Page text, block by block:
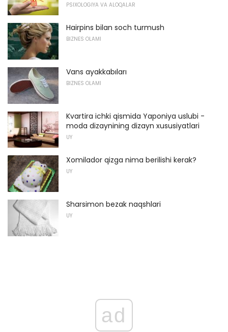
PSIXOLOGIYA VA ALOQALAR
Hairpins bilan soch turmush
BIZNES OLAMI
Vans ayakkabıları
BIZNES OLAMI
Kvartira ichki qismida Yaponiya uslubi -
moda dizaynining dizayn xususiyatlari
UY
Xomilador qizga nima berilishi kerak?
UY
Sharsimon bezak naqshlari
UY
ad